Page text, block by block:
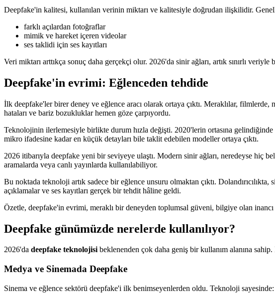
Deepfake'in kalitesi, kullanılan verinin miktarı ve kalitesiyle doğrudan ilişkilidir.
farklı açılardan fotoğraflar
mimik ve hareket içeren videolar
ses taklidi için ses kayıtları
Veri miktarı arttıkça sonuç daha gerçekçi olur. 2026'da sinir ağları, artık sınırlı
Deepfake'in evrimi: Eğlenceden tehdide
İlk deepfake'ler birer deney ve eğlence aracı olarak ortaya çıktı. Meraklılar,
hataları ve bariz bozukluklar hemen göze çarpıyordu.
Teknolojinin ilerlemesiyle birlikte durum hızla değişti. 2020'lerin ortasına
mikro ifadesine kadar en küçük detayları bile taklit edebilen modeller ortaya çıktı.
2026 itibarıyla deepfake yeni bir seviyeye ulaştı. Modern sinir ağları, neredeyse hiç
aramalarda veya canlı yayınlarda kullanılabiliyor.
Bu noktada teknoloji artık sadece bir eğlence unsuru olmaktan çıktı.
açıklamalar ve ses kayıtları gerçek bir tehdit hâline geldi.
Özetle, deepfake'in evrimi, meraklı bir deneyden toplumsal güveni, bilgiye olan
Deepfake günümüzde nerelerde kullanılıyor?
2026'da deepfake teknolojisibeklenenden çok daha geniş bir kullanım alanına
Medya ve Sinemada Deepfake
Sinema ve eğlence sektörü deepfake'i ilk benimseyenlerden oldu. Teknoloji sayesinde: